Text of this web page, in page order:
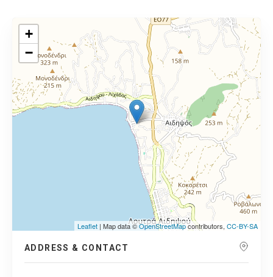
+
−
Leaflet | Map data ©OpenStreetMapcontributors, CC-BY-SA
ADDRESS & CONTACT